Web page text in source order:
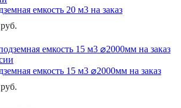
емкость 20 м3 на заказ
руб.
емкость 15 м3 ⌀2000мм на заказ
руб.